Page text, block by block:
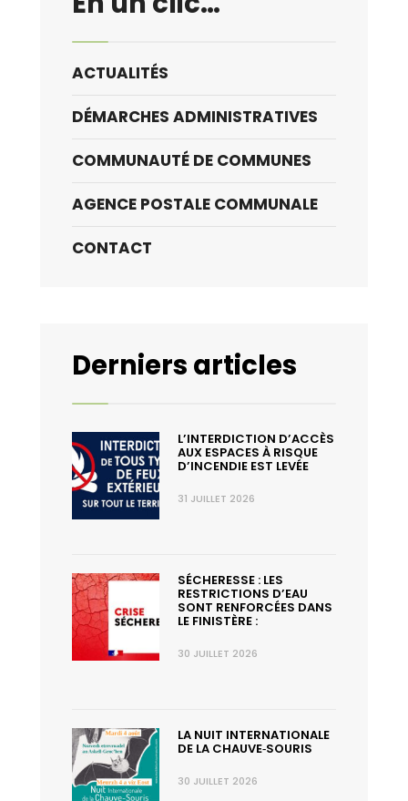
ACTUALITÉS
DÉMARCHES ADMINISTRATIVES
COMMUNAUTÉ DE COMMUNES
AGENCE POSTALE COMMUNALE
CONTACT
Derniers articles
L’INTERDICTION D’ACCÈS
AUX ESPACES À RISQUE
D’INCENDIE EST LEVÉE
31 JUILLET 2026
SÉCHERESSE : LES
RESTRICTIONS D’EAU
SONT RENFORCÉES DANS
LE FINISTÈRE :
30 JUILLET 2026
LA NUIT INTERNATIONALE
DE LA CHAUVE‑SOURIS
30 JUILLET 2026